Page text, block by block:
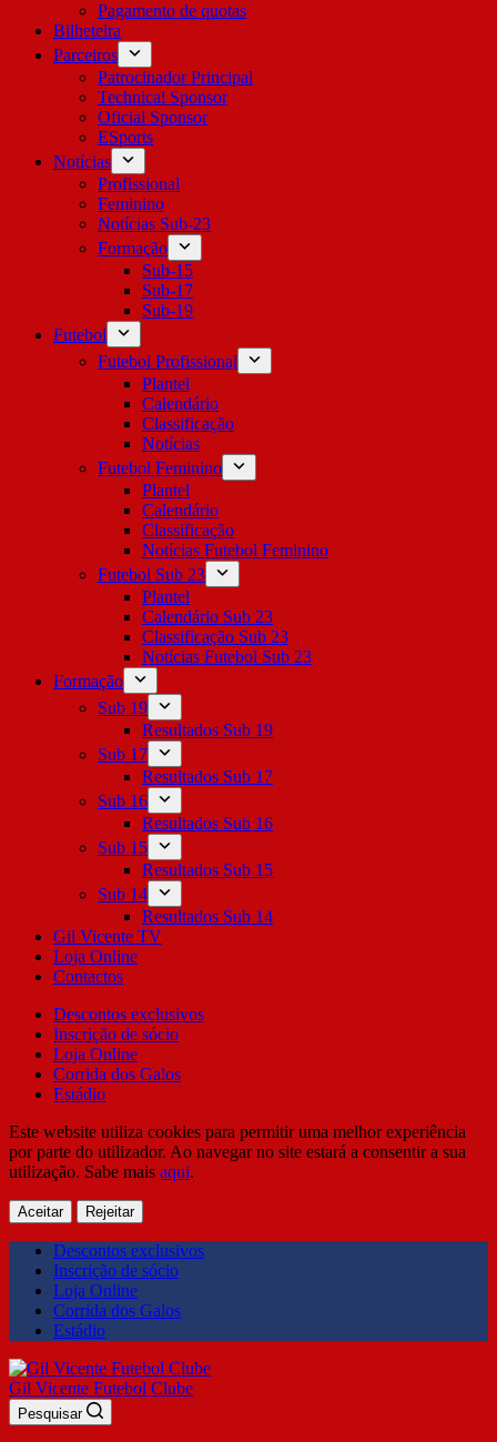
Pagamento de quotas
Bilheteira
Parceiros
Patrocinador Principal
Technical Sponsor
Oficial Sponsor
ESports
Notícias
Profissional
Feminino
Notícias Sub-23
Formação
Sub-15
Sub-17
Sub-19
Futebol
Futebol Profissional
Plantel
Calendário
Classificação
Notícias
Futebol Feminino
Plantel
Calendário
Classificação
Notícias Futebol Feminino
Futebol Sub 23
Plantel
Calendário Sub 23
Classificação Sub 23
Notícias Futebol Sub 23
Formação
Sub 19
Resultados Sub 19
Sub 17
Resultados Sub 17
Sub 16
Resultados Sub 16
Sub 15
Resultados Sub 15
Sub 14
Resultados Sub 14
Gil Vicente TV
Loja Online
Contactos
Descontos exclusivos
Inscrição de sócio
Loja Online
Corrida dos Galos
Estádio
Este website utiliza cookies para permitir uma melhor experiência
por parte do utilizador. Ao navegar no site estará a consentir a sua
utilização. Sabe mais aqui.
Aceitar Rejeitar
Descontos exclusivos
Inscrição de sócio
Loja Online
Corrida dos Galos
Estádio
Gil Vicente Futebol Clube
Pesquisar